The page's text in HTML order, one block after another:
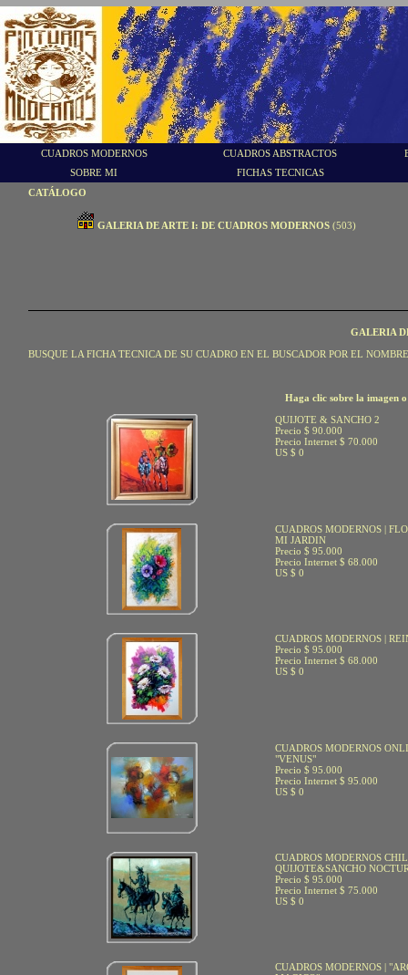
CUADROS MODERNOS CUADROS ABSTRACTOS
SOBRE MI
FICHAS TECNICAS
CATÁLOGO
GALERIA DE ARTE I: DE CUADROS MODERNOS(503)
GALERIA
BUSQUE LA FICHA TECNICA DE SU CUADRO EN EL BUSCADOR POR EL
Haga clic sobre la imagen
QUIJOTE & SANCHO 2
Precio $ 90.000
Precio Internet $ 70.000
US $ 0
CUADROS MODERNOS |
MI JARDIN
Precio $ 95.000
Precio Internet $ 68.000
US $ 0
CUADROS MODERNOS |
Precio $ 95.000
Precio Internet $ 68.000
US $ 0
CUADROS MODERNOS
"VENUS"
Precio $ 95.000
Precio Internet $ 95.000
US $ 0
CUADROS MODERNOS
QUIJOTE&SANCHO
Precio $ 95.000
Precio Internet $ 75.000
US $ 0
CUADROS MODERNOS |